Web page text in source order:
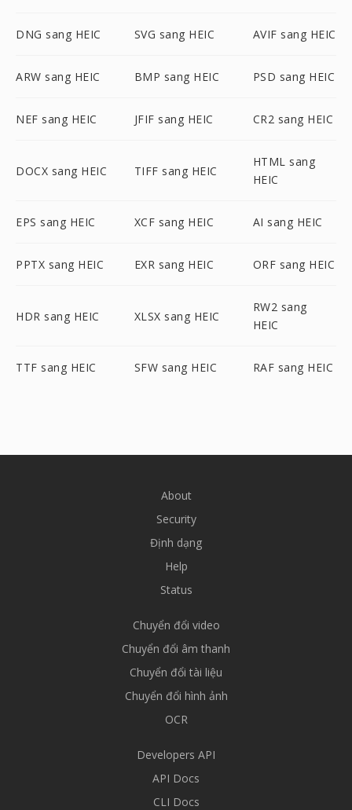
DNG sang HEIC SVG sang HEIC AVIF sang HEIC
ARW sang HEIC BMP sang HEIC PSD sang HEIC
NEF sang HEIC JFIF sang HEIC CR2 sang HEIC
DOCX sang HEIC TIFF sang HEIC
HTML sang
HEIC
EPS sang HEIC XCF sang HEIC AI sang HEIC
PPTX sang HEIC EXR sang HEIC ORF sang HEIC
HDR sang HEIC XLSX sang HEIC
RW2 sang
HEIC
TTF sang HEIC SFW sang HEIC RAF sang HEIC
About
Security
Định dạng
Help
Status
Chuyển đổi video
Chuyển đổi âm thanh
Chuyển đổi tài liệu
Chuyển đổi hình ảnh
OCR
Developers API
API Docs
CLI Docs